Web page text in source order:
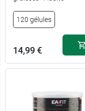
120 gélules
14,99 €